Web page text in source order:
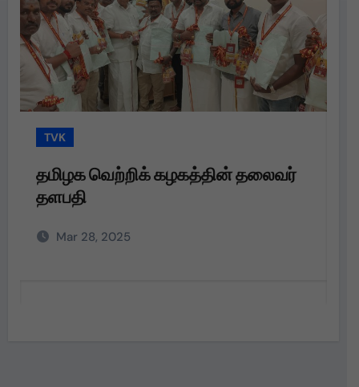
TVK
தமிழக வெற்றிக் கழகத்தின் தலைவர்
தளபதி
Mar 28, 2025